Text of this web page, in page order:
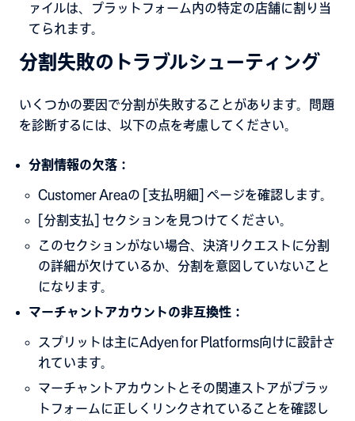
ァイルは、プラットフォーム内の特定の店舗に割り当
てられます。
分割失敗のトラブルシューティング
いくつかの要因で分割が失敗することがあります。問題
を診断するには、以下の点を考慮してください。
分割情報の欠落：
Customer Areaの [支払明細] ページを確認します。
[分割支払] セクションを見つけてください。
このセクションがない場合、決済リクエストに分割
の詳細が欠けているか、分割を意図していないこと
になります。
マーチャントアカウントの非互換性：
スプリットは主にAdyen for Platforms向けに設計さ
れています。
マーチャントアカウントとその関連ストアがプラッ
トフォームに正しくリンクされていることを確認し